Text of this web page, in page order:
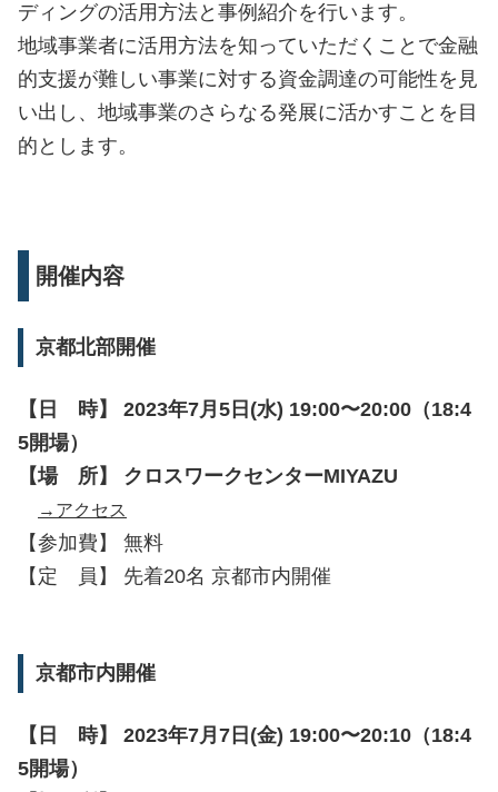
ディングの活用方法と事例紹介を行います。
地域事業者に活用方法を知っていただくことで金融
的支援が難しい事業に対する資金調達の可能性を見
い出し、地域事業のさらなる発展に活かすことを目
的とします。
開催内容
京都北部開催
【日 時】 2023年7月5日(水) 19:00〜20:00（18:4
5開場）
【場 所】 クロスワークセンターMIYAZU
→アクセス
【参加費】 無料
【定 員】 先着20名 京都市内開催
京都市内開催
【日 時】 2023年7月7日(金) 19:00〜20:10（18:4
5開場）